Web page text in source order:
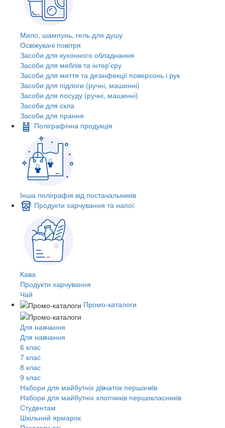
Мило, шампунь, гель для душу
Освіжувачі повітря
Засоби для кухонного обладнання
Засоби для меблів та інтер'єру
Засоби для миття та дезінфекції поверхонь і рук
Засоби для підлоги (ручні, машинні)
Засоби для посуду (ручні, машинні)
Засоби для скла
Засоби для прання
Поліграфічна продукція
Інша поліграфія від постачальників
Продукти харчування та напої
Кава
Продукти харчування
Чай
Промо-каталоги
Для навчання
Для навчання
6 клас
7 клас
8 клас
9 клас
Набори для майбутніх дiвчаток першачкiв
Набори для майбутніх хлопчиків першокласників
Студентам
Шкільний ярмарок